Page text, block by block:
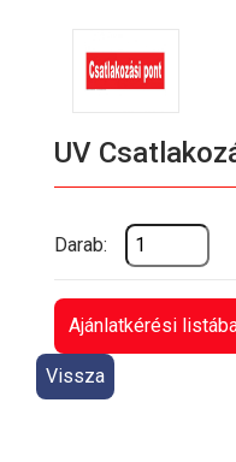
UV
Darab:
Ajánlatkérési
Vissza